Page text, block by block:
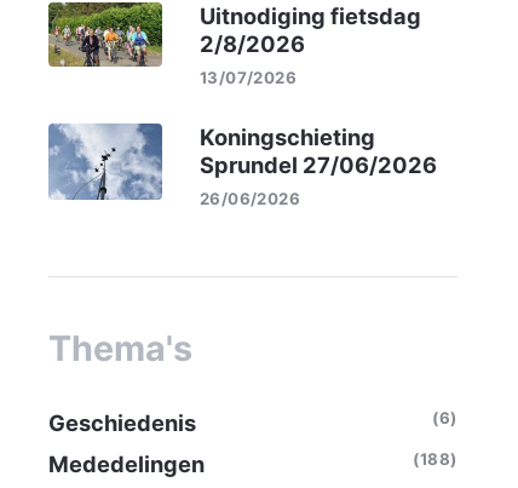
Uitnodiging fietsdag
2/8/2026
13/07/2026
Koningschieting
Sprundel 27/06/2026
26/06/2026
Thema's
Geschiedenis (6)
Mededelingen (188)